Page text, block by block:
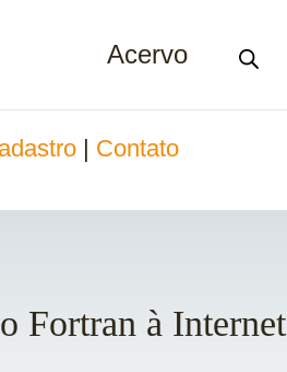
Acervo
Contato
Fortran à Internet